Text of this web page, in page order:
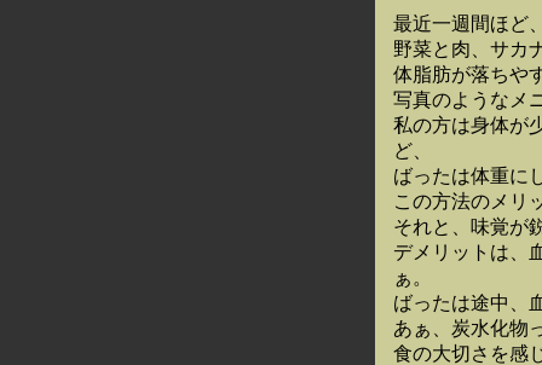
最近一週間ほど
野菜と肉、サカ
体脂肪が落ちや
写真のようなメ
私の方は身体が
ど、
ばったは体重に
この方法のメリ
それと、味覚が
デメリットは、
ぁ。
ばったは途中、
あぁ、炭水化物
食の大切さを感